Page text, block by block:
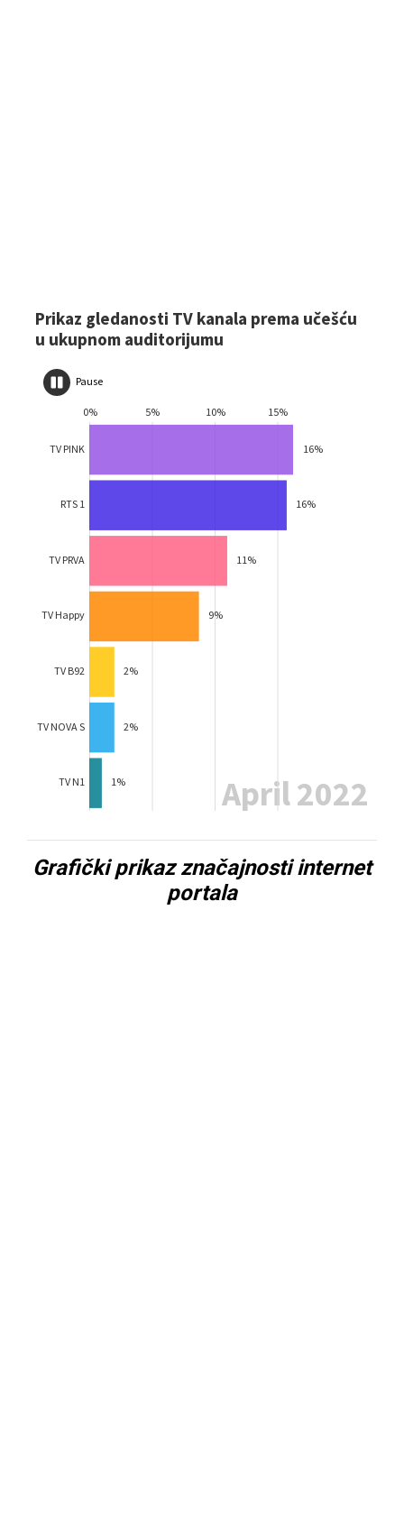
Grafički prikaz značajnosti internet
portala